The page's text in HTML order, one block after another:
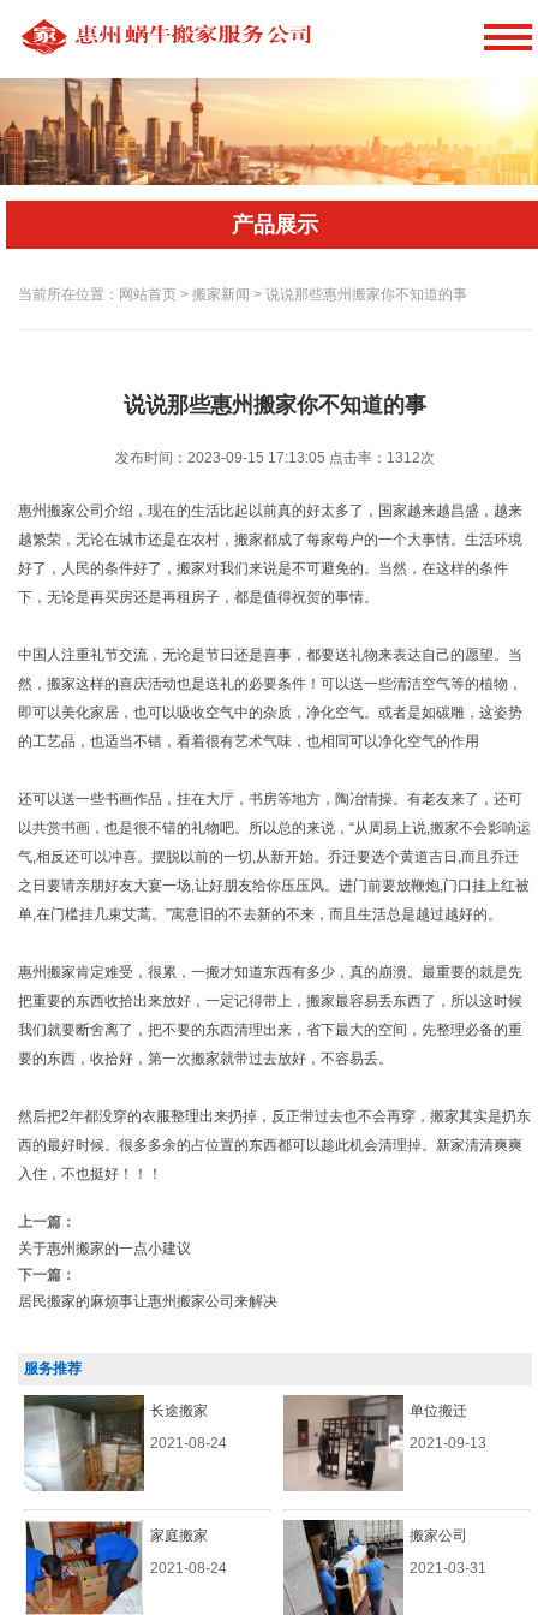
产品展示
当前所在位置：网站首页 > 搬家新闻 > 说说那些惠州搬家你不知道的事
说说那些惠州搬家你不知道的事
发布时间：2023-09-15 17:13:05 点击率： 1312次
惠州搬家公司介绍，现在的生活比起以前真的好太多了，国家越来越昌盛，越来
越繁荣，无论在城市还是在农村，搬家都成了每家每户的一个大事情。生活环境
好了，人民的条件好了，搬家对我们来说是不可避免的。当然，在这样的条件
下，无论是再买房还是再租房子，都是值得祝贺的事情。
中国人注重礼节交流，无论是节日还是喜事，都要送礼物来表达自己的愿望。当
然，搬家这样的喜庆活动也是送礼的必要条件！可以送一些清洁空气等的植物，
即可以美化家居，也可以吸收空气中的杂质，净化空气。或者是如碳雕，这姿势
的工艺品，也适当不错，看着很有艺术气味，也相同可以净化空气的作用
还可以送一些书画作品，挂在大厅，书房等地方，陶冶情操。有老友来了，还可
以共赏书画，也是很不错的礼物吧。所以总的来说，“从周易上说,搬家不会影响运
气,相反还可以冲喜。摆脱以前的一切,从新开始。乔迁要选个黄道吉日,而且乔迁
之日要请亲朋好友大宴一场,让好朋友给你压压风。进门前要放鞭炮,门口挂上红被
单,在门槛挂几束艾蒿。”寓意旧的不去新的不来，而且生活总是越过越好的。
惠州搬家肯定难受，很累，一搬才知道东西有多少，真的崩溃。最重要的就是先
把重要的东西收拾出来放好，一定记得带上，搬家最容易丢东西了，所以这时候
我们就要断舍离了，把不要的东西清理出来，省下最大的空间，先整理必备的重
要的东西，收拾好，第一次搬家就带过去放好，不容易丢。
然后把2年都没穿的衣服整理出来扔掉，反正带过去也不会再穿，搬家其实是扔东
西的最好时候。很多多余的占位置的东西都可以趁此机会清理掉。新家清清爽爽
入住，不也挺好！！！
上一篇：
关于惠州搬家的一点小建议
下一篇：
居民搬家的麻烦事让惠州搬家公司来解决
服务推荐
长途搬家
2021-08-24
单位搬迁
2021-09-13
家庭搬家
2021-08-24
搬家公司
2021-03-31